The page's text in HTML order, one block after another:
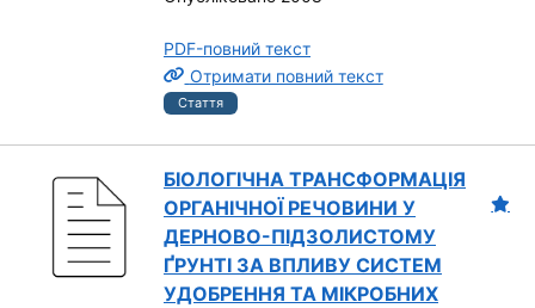
PDF-повний текст
Отримати повний текст
Стаття
БІОЛОГІЧНА ТРАНСФОРМАЦІЯ
ОРГАНІЧНОЇ РЕЧОВИНИ У
ДЕРНОВО-ПІДЗОЛИСТОМУ
ҐРУНТІ ЗА ВПЛИВУ СИСТЕМ
УДОБРЕННЯ ТА МІКРОБНИХ